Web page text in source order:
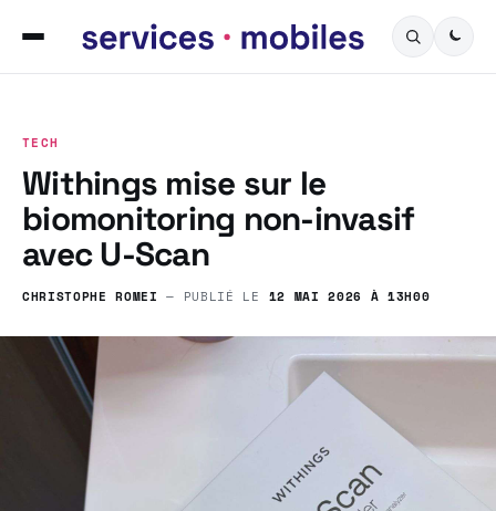
TECH
Withings mise sur le
biomonitoring non-invasif
avec U-Scan
CHRISTOPHE ROMEI — PUBLIÉ LE 12 MAI 2026 À 13H00